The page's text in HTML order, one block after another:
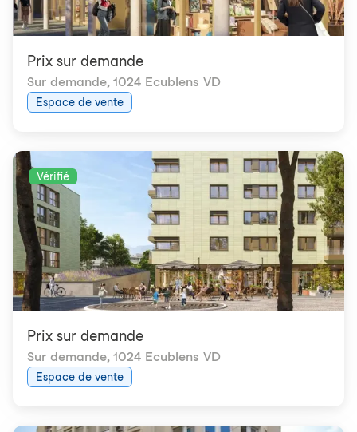
Prix ​​sur demande
Sur demande, 1024 Ecublens VD
Espace de vente
Vérifié
Prix ​​sur demande
Sur demande, 1024 Ecublens VD
Espace de vente